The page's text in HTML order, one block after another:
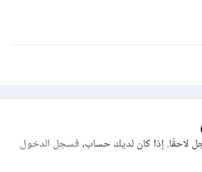
لاحقًا. إذا كان لديك حساب،فسجل الدخول